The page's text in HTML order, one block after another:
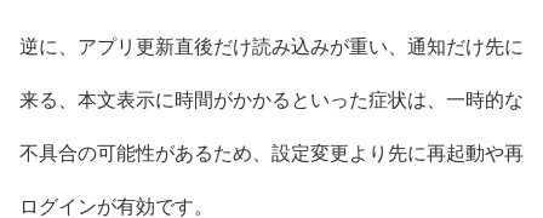
逆に、アプリ更新直後だけ読み込みが重い、通知だけ先に
来る、本文表示に時間がかかるといった症状は、一時的な
不具合の可能性があるため、設定変更より先に再起動や再
ログインが有効です。